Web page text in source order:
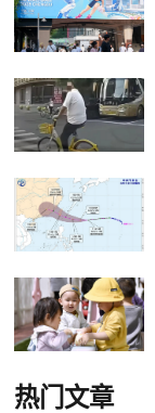
热门文章